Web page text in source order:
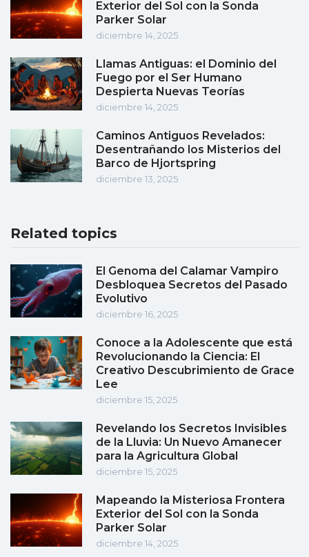
Exterior del Sol con la Sonda
Parker Solar
diciembre 14, 2025
Llamas Antiguas: el Dominio del
Fuego por el Ser Humano
Despierta Nuevas Teorías
diciembre 14, 2025
Caminos Antiguos Revelados:
Desentrañando los Misterios del
Barco de Hjortspring
diciembre 13, 2025
Related topics
El Genoma del Calamar Vampiro
Desbloquea Secretos del Pasado
Evolutivo
diciembre 16, 2025
Conoce a la Adolescente que está
Revolucionando la Ciencia: El
Creativo Descubrimiento de Grace
Lee
diciembre 15, 2025
Revelando los Secretos Invisibles
de la Lluvia: Un Nuevo Amanecer
para la Agricultura Global
diciembre 15, 2025
Mapeando la Misteriosa Frontera
Exterior del Sol con la Sonda
Parker Solar
diciembre 14, 2025